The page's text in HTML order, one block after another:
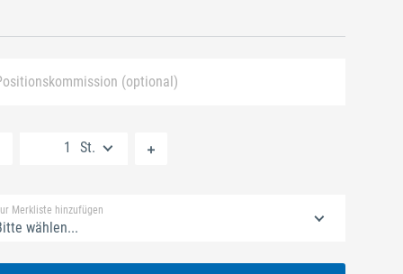
(optional)
St.
Merkliste hinzufügen
wählen...